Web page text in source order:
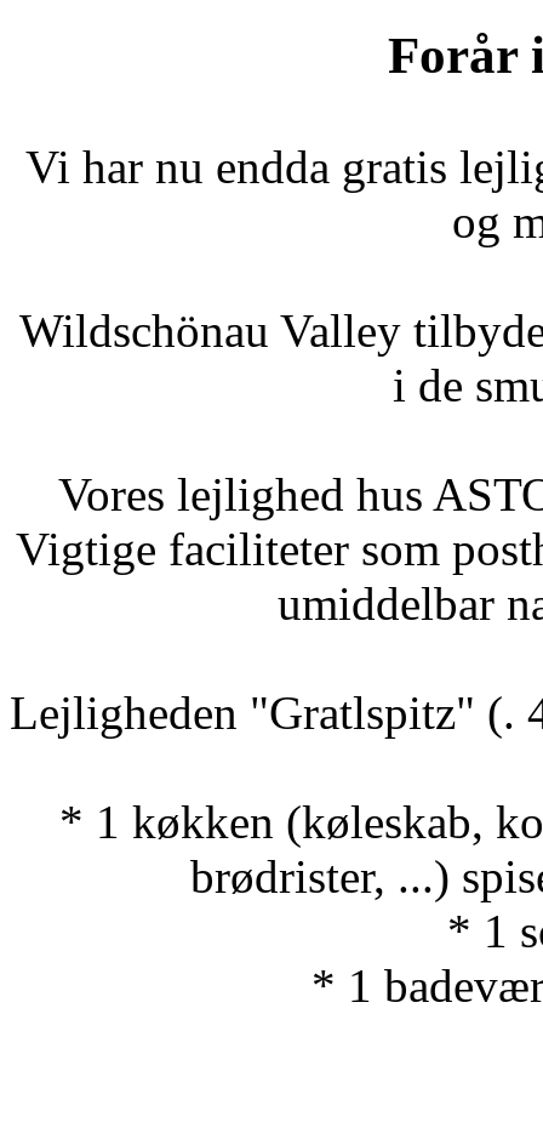
Forår
Vi har nu endda gratis
og
Wildschönau Valley
i de
Vores lejlighed hus
Vigtige faciliteter som
umiddelbar
Lejligheden "Gratlspitz" (.
* 1 køkken (køleskab,
brødrister, ...)
* 1
* 1